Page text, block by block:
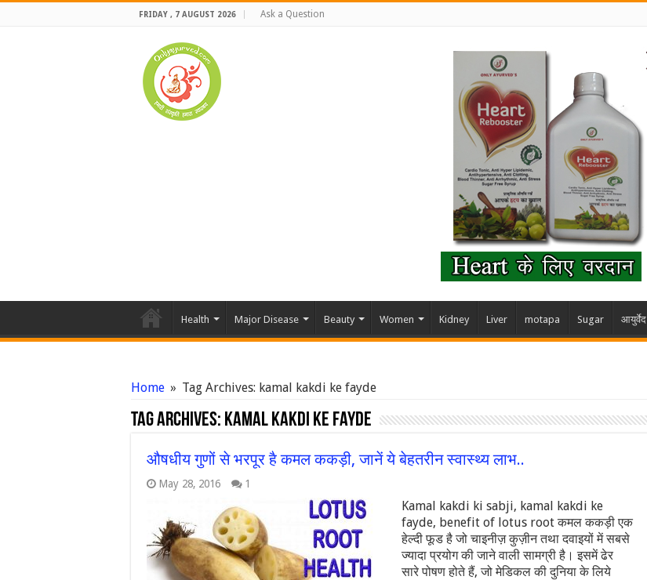
FRIDAY , 7 AUGUST 2026 Ask a Question
Health Major Disease Beauty Women Kidney Liver motapa Sugar आयुर्वेद
Home » Tag Archives: kamal kakdi ke fayde
Tag Archives: kamal kakdi ke fayde
औषधीय गुणों से भरपूर है कमल ककड़ी, जानें ये बेहतरीन स्‍वास्‍थ्‍य लाभ..
May 28, 2016 1
Kamal kakdi ki sabji, kamal kakdi ke
fayde, benefit of lotus root कमल ककड़ी एक
हेल्‍दी फूड है जो चाइनीज़ कुज़ीन तथा दवाइयों में सबसे
ज्‍यादा प्रयोग की जाने वाली साम‍ग्री है। इसमें ढेर
सारे पोषण होते हैं, जो मेडिकल की दुनिया के लिये